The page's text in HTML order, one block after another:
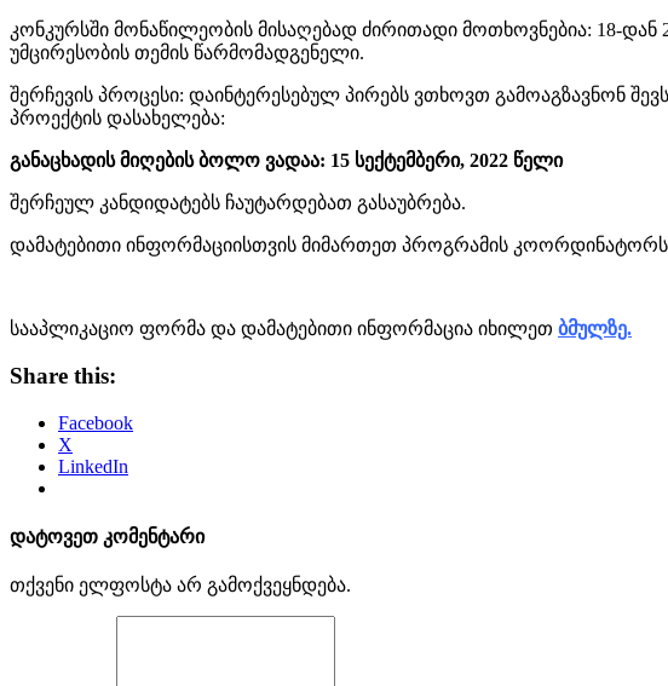
კონკურსში მონაწილეობის მისაღებად ძირითადი მოთხოვნებია: 18-
უმცირესობის თემის წარმომადგენელი.
შერჩევის პროცესი: დაინტერესებულ პირებს ვთხოვთ გამოაგზავნონ
პროექტის დასახელება:
განაცხადის მიღების ბოლო ვადაა: 15 სექტემბერი, 2022 წელი
შერჩეულ კანდიდატებს ჩაუტარდებათ გასაუბრება.
დამატებითი ინფორმაციისთვის მიმართეთ პროგრამის კოორდინატორს
სააპლიკაციო ფორმა და დამატებითი ინფორმაცია იხილეთ ბმულზე.
Share this:
Facebook
X
LinkedIn
დატოვეთ კომენტარი
თქვენი ელფოსტა არ გამოქვეყნდება.